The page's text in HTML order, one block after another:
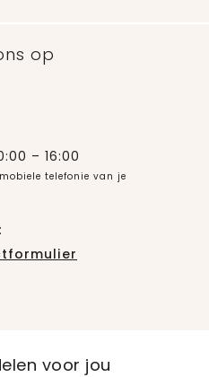
op
– 16:00
telefonie van je
voor jou